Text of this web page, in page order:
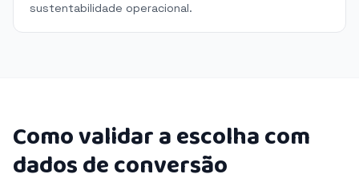
sustentabilidade operacional.
Como validar a escolha com
dados de conversão